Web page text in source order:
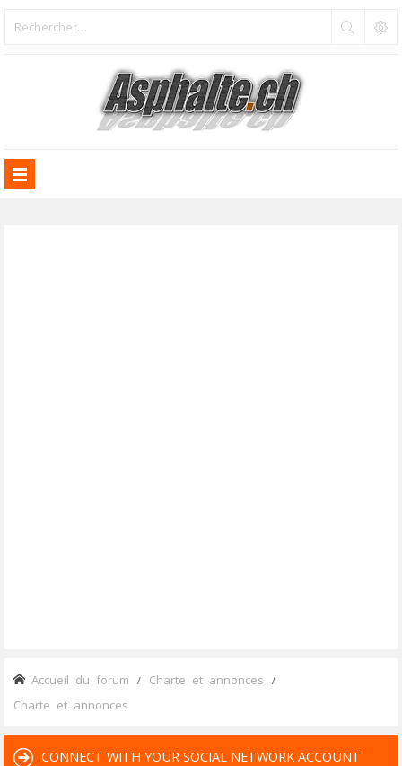
Accueil du forum Charte et annonces
Charte et annonces
CONNECT WITH YOUR SOCIAL NETWORK ACCOUNT